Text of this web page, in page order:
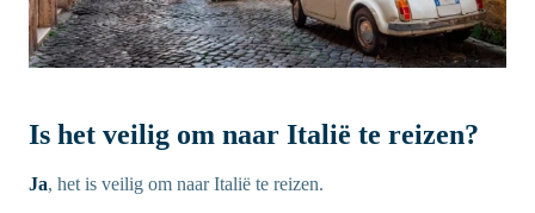
Is het veilig om naar Italië te reizen?
Ja, het is veilig om naar Italië te reizen.